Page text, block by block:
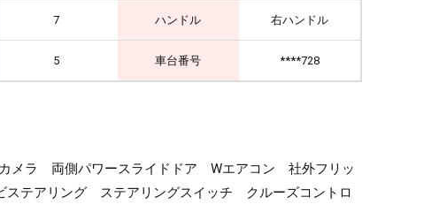
7 ハンドル 右ハンドル
5 車台番号 ****728
カメラ 両側パワースライドドア Wエアコン 社外フリッ
テアリング ステアリングスイッチ クルーズコントロ